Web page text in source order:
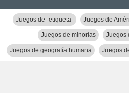
Juegos de -etiqueta- Juegos de
Juegos de minorías Juegos
Juegos de geografía humana Juegos